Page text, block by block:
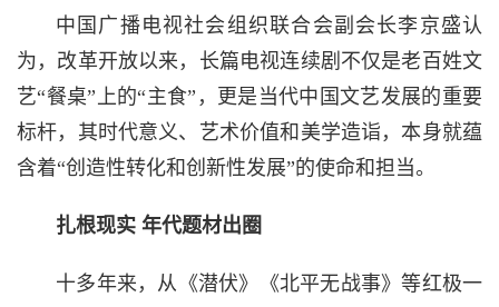
中国广播电视社会组织联合会副会长李京盛认
为，改革开放以来，长篇电视连续剧不仅是老百姓文
艺“餐桌”上的“主食”，更是当代中国文艺发展的重要
标杆，其时代意义、艺术价值和美学造诣，本身就蕴
含着“创造性转化和创新性发展”的使命和担当。
扎根现实 年代题材出圈
十多年来，从《潜伏》《北平无战事》等红极一